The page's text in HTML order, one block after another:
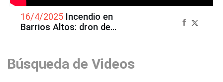
16/4/2025 Incendio en
Barrios Altos: dron de
Búsqueda de Videos